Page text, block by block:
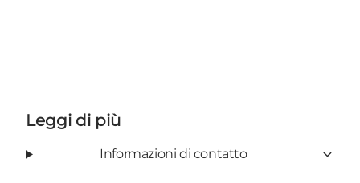
Leggi di più
Informazioni di contatto